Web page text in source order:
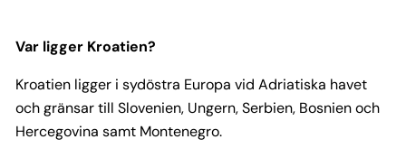
Var ligger Kroatien?
Kroatien ligger i sydöstra Europa vid Adriatiska havet
och gränsar till Slovenien, Ungern, Serbien, Bosnien och
Hercegovina samt Montenegro.